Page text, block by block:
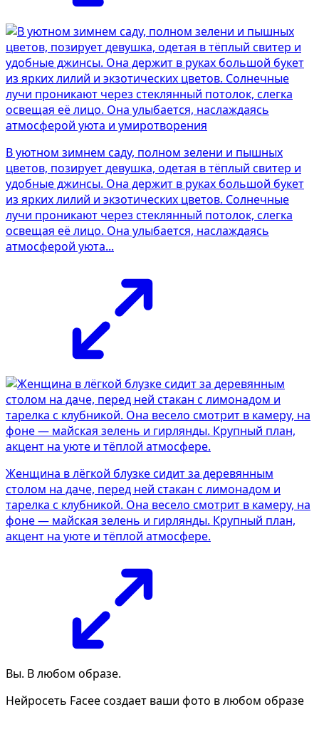
В уютном зимнем саду, полном зелени и пышных
цветов, позирует девушка, одетая в тёплый свитер и
удобные джинсы. Она держит в руках большой букет
из ярких лилий и экзотических цветов. Солнечные
лучи проникают через стеклянный потолок, слегка
освещая её лицо. Она улыбается, наслаждаясь
атмосферой уюта...
Женщина в лёгкой блузке сидит за деревянным
столом на даче, перед ней стакан с лимонадом и
тарелка с клубникой. Она весело смотрит в камеру, на
фоне — майская зелень и гирлянды. Крупный план,
акцент на уюте и тёплой атмосфере.
Вы. В любом образе.
Нейросеть Facee создает ваши фото в любом образе